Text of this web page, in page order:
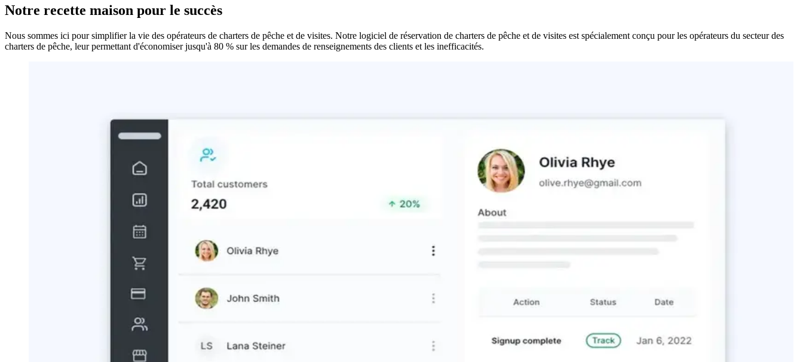
Notre recette maison pour le succès
Nous sommes ici pour simplifier la vie des opérateurs de charters de pêche et de visites. Notre logiciel de réservation de charters de pêche et de visites est spécialement conçu pour les opérateurs du secteur des
charters de pêche, leur permettant d'économiser jusqu'à 80 % sur les demandes de renseignements des clients et les inefficacités.